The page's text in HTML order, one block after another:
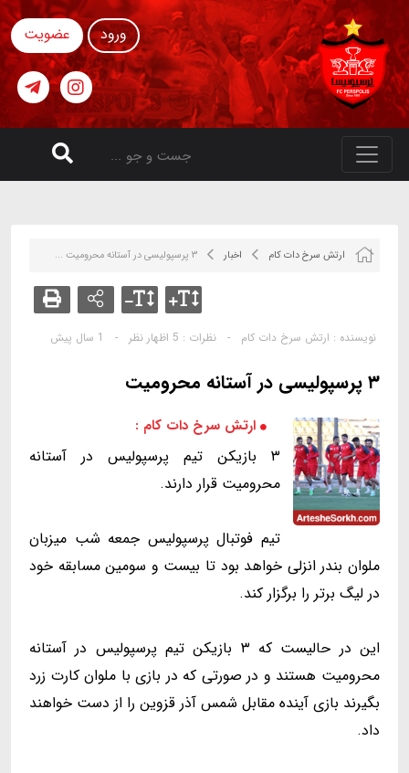
ورود عضویت
ارتش سرخ دات کام اخبار ۳ پرسپولیسی در آستانه محرومیت ...
نویسنده : ارتش سرخ دات کام - نظرات : 5 اظهار نظر - 1 سال پیش
۳ پرسپولیسی در آستانه محرومیت
ارتش سرخ دات کام :
۳ بازیکن تیم پرسپولیس در آستانه
محرومیت قرار دارند.
تیم فوتبال پرسپولیس جمعه شب میزبان
ملوان بندر انزلی خواهد بود تا بیست و سومین مسابقه خود
در لیگ برتر را برگزار کند.
این در حالیست که ۳ بازیکن تیم پرسپولیس در آستانه
محرومیت هستند و در صورتی که در بازی با ملوان کارت زرد
بگیرند بازی آینده مقابل شمس آذر قزوین را از دست خواهند
داد.